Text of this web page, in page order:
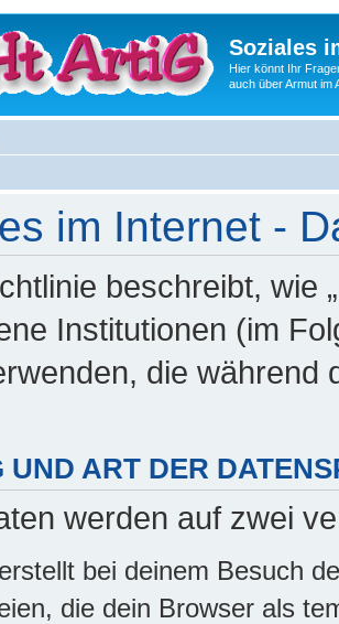
Soziales
Hier könnt Ihr
auch über Armut im
im Internet -
beschreibt, wie
Institutionen (im
die während
UND ART DER
werden auf zwei
bei deinem Besuch
die dein Browser als